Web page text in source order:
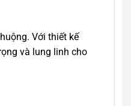
Với thiết kế
và lung linh cho